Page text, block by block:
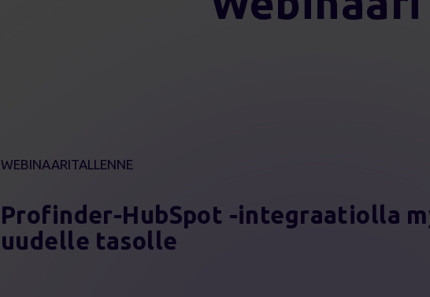
WEBINAARITALLENNE
Profinder-HubSpot -integraatiolla
uudelle tasolle